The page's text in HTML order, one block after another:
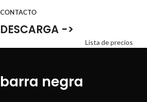
CONTACTO
DESCARGA ->
Lista de precios
barra negra